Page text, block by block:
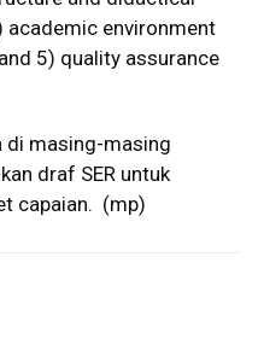
environment
5) quality assurance
di masing-masing
draf SER untuk
capaian. (mp)